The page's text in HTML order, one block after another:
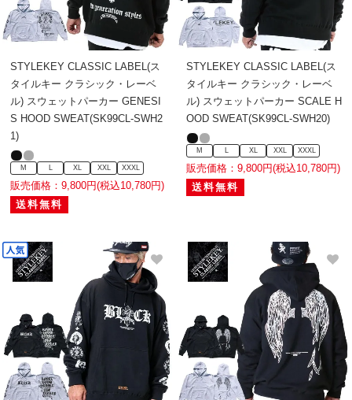
STYLEKEY CLASSIC LABEL(ス
タイルキー クラシック・レーベ
ル) スウェットパーカー GENESI
S HOOD SWEAT(SK99CL-SWH2
1)
M L XL XXL XXXL
販売価格：9,800円(税込10,780円)
送料無料
STYLEKEY CLASSIC LABEL(ス
タイルキー クラシック・レーベ
ル) スウェットパーカー SCALE H
OOD SWEAT(SK99CL-SWH20)
M L XL XXL XXXL
販売価格：9,800円(税込10,780円)
送料無料